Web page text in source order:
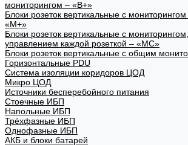
мониторингом – «В+»
Блоки розеток вертикальные с
«М+»
Блоки розеток вертикальные с
управлением каждой розеткой – «МС»
Блоки розеток вертикальные с общим
Горизонтальные PDU
Система изоляции коридоров ЦОД
Микро ЦОД
Источники бесперебойного питания
Стоечные ИБП
Напольные ИБП
Трёхфазные ИБП
Однофазные ИБП
АКБ и блоки батарей